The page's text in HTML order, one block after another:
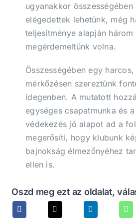
ugyanakkor
elégedettek lehetünk, még
teljesítménye alapján
megérdemeltünk volna.
Összességében egy
mérkőzésen szereztünk
idegenben. A mutatott
egységes csapatmunka és
védekezés jó alapot ad a
megerősíti, hogy klubunk
bajnokság élmezőnyéhez
ellen is.
Oszd meg ezt az oldalat,